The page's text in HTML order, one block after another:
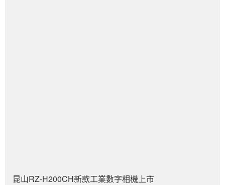
昆山RZ-H200CH新款工業數字相機上市